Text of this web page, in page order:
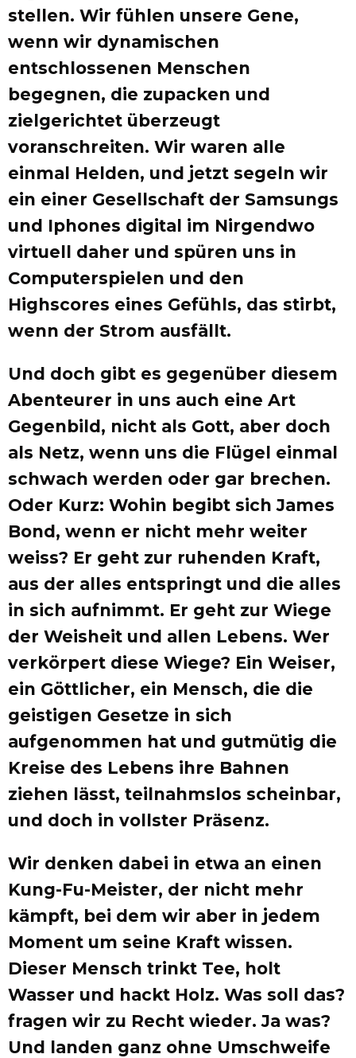
stellen. Wir fühlen unsere Gene,
wenn wir dynamischen
entschlossenen Menschen
begegnen, die zupacken und
zielgerichtet überzeugt
voranschreiten. Wir waren alle
einmal Helden, und jetzt segeln wir
ein einer Gesellschaft der Samsungs
und Iphones digital im Nirgendwo
virtuell daher und spüren uns in
Computerspielen und den
Highscores eines Gefühls, das stirbt,
wenn der Strom ausfällt.
Und doch gibt es gegenüber diesem
Abenteurer in uns auch eine Art
Gegenbild, nicht als Gott, aber doch
als Netz, wenn uns die Flügel einmal
schwach werden oder gar brechen.
Oder Kurz: Wohin begibt sich James
Bond, wenn er nicht mehr weiter
weiss? Er geht zur ruhenden Kraft,
aus der alles entspringt und die alles
in sich aufnimmt. Er geht zur Wiege
der Weisheit und allen Lebens. Wer
verkörpert diese Wiege? Ein Weiser,
ein Göttlicher, ein Mensch, die die
geistigen Gesetze in sich
aufgenommen hat und gutmütig die
Kreise des Lebens ihre Bahnen
ziehen lässt, teilnahmslos scheinbar,
und doch in vollster Präsenz.
Wir denken dabei in etwa an einen
Kung-Fu-Meister, der nicht mehr
kämpft, bei dem wir aber in jedem
Moment um seine Kraft wissen.
Dieser Mensch trinkt Tee, holt
Wasser und hackt Holz. Was soll das?
fragen wir zu Recht wieder. Ja was?
Und landen ganz ohne Umschweife